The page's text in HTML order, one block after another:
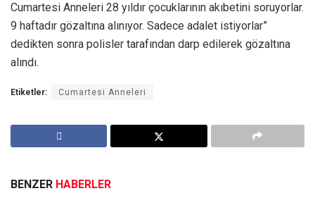
Cumartesi Anneleri 28 yıldır çocuklarının akıbetini soruyorlar.
9 haftadır gözaltına alınıyor. Sadece adalet istiyorlar”
dedikten sonra polisler tarafından darp edilerek gözaltına
alındı.
Etiketler: Cumartesi Anneleri
BENZER HABERLER